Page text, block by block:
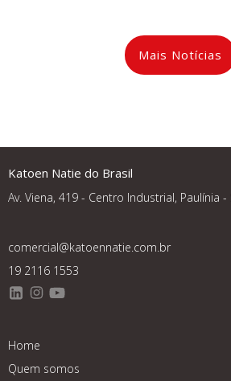
Mais Notícias
Katoen Natie do Brasil
Av. Viena, 419 - Centro Industrial, Paulínia -
comercial@katoennatie.com.br
19 2116 1553
Home
Quem somos